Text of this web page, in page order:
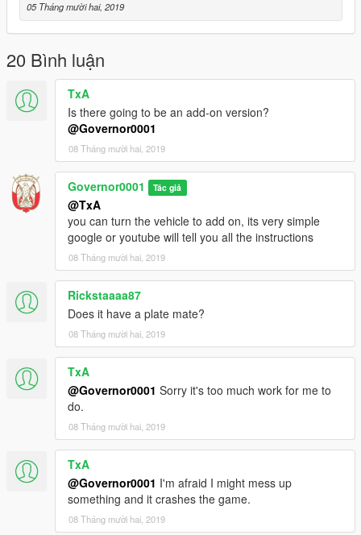
05 Tháng mười hai, 2019
20 Bình luận
TxA
Is there going to be an add-on version?
@Governor0001
08 Tháng mười hai, 2019
Governor0001 Tác giả
@TxA
you can turn the vehicle to add on, its very simple
google or youtube will tell you all the instructions
08 Tháng mười hai, 2019
Rickstaaaa87
Does it have a plate mate?
08 Tháng mười hai, 2019
TxA
@Governor0001 Sorry it's too much work for me to
do.
08 Tháng mười hai, 2019
TxA
@Governor0001 I'm afraid I might mess up
something and it crashes the game.
08 Tháng mười hai, 2019